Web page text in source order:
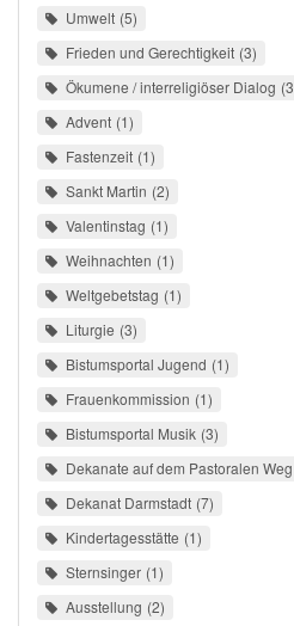
Umwelt 5
Frieden und Gerechtigkeit 3
Ökumene / interreligiöser Dialog 3
Advent 1
Fastenzeit 1
Sankt Martin 2
Valentinstag 1
Weihnachten 1
Weltgebetstag 1
Liturgie 3
Bistumsportal Jugend 1
Frauenkommission 1
Bistumsportal Musik 3
Dekanate auf dem Pastoralen Weg
Dekanat Darmstadt 7
Kindertagesstätte 1
Sternsinger 1
Ausstellung 2